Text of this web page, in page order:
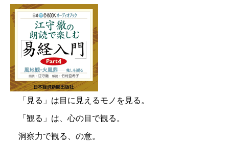
「見る」は目に見えるモノを見る。
「観る」は、心の目で観る。
洞察力で観る、の意。